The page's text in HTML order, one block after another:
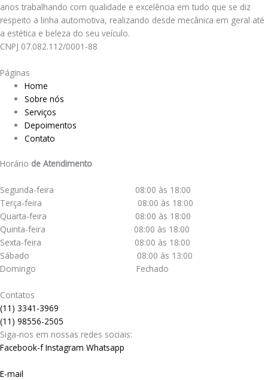
anos trabalhando com qualidade e excelência em tudo que se diz
respeito a linha automotiva, realizando desde mecânica em geral até
a estética e beleza do seu veículo.
CNPJ 07.082.112/0001-88
Páginas
Home
Sobre nós
Serviços
Depoimentos
Contato
Horário de Atendimento
Segunda-feira 08:00 às 18:00
Terça-feira 08:00 às 18:00
Quarta-feira 08:00 às 18:00
Quinta-feira 08:00 às 18:00
Sexta-feira 08:00 às 18:00
Sábado 08:00 às 13:00
Domingo Fechado
Contatos
(11) 3341-3969
(11) 98556-2505
Siga-nos em nossas redes sociais:
Facebook-fInstagram Whatsapp
E-mail